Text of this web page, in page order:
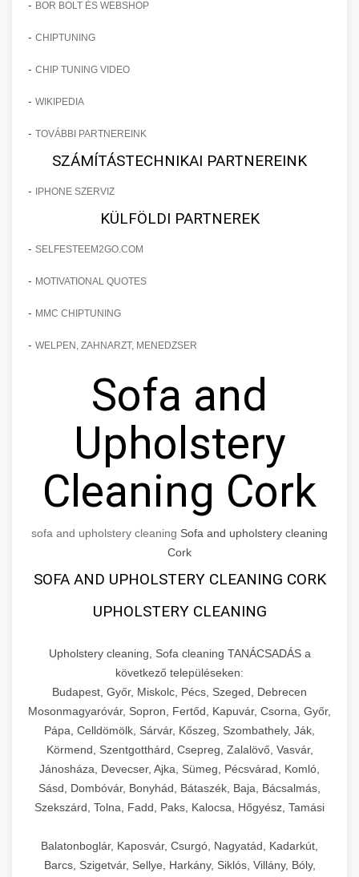
- BOR BOLT ÉS WEBSHOP
- CHIPTUNING
- CHIP TUNING VIDEO
- WIKIPEDIA
- TOVÁBBI PARTNEREINK
SZÁMÍTÁSTECHNIKAI PARTNEREINK
- IPHONE SZERVIZ
KÜLFÖLDI PARTNEREK
- SELFESTEEM2GO.COM
- MOTIVATIONAL QUOTES
- MMC CHIPTUNING
- WELPEN, ZAHNARZT, MENEDZSER
Sofa and
Upholstery
Cleaning Cork
sofa and upholstery cleaning Sofa and upholstery cleaning
Cork
SOFA AND UPHOLSTERY CLEANING CORK
UPHOLSTERY CLEANING
Upholstery cleaning, Sofa cleaning TANÁCSADÁS a
következő településeken:
Budapest, Győr, Miskolc, Pécs, Szeged, Debrecen
Mosonmagyaróvár, Sopron, Fertőd, Kapuvár, Csorna, Győr,
Pápa, Celldömölk, Sárvár, Kőszeg, Szombathely, Ják,
Körmend, Szentgotthárd, Csepreg, Zalalövő, Vasvár,
Jánosháza, Devecser, Ajka, Sümeg, Pécsvárad, Komló,
Sásd, Dombóvár, Bonyhád, Bátaszék, Baja, Bácsalmás,
Szekszárd, Tolna, Fadd, Paks, Kalocsa, Hőgyész, Tamási
Balatonboglár, Kaposvár, Csurgó, Nagyatád, Kadarkút,
Barcs, Szigetvár, Sellye, Harkány, Siklós, Villány, Bóly,